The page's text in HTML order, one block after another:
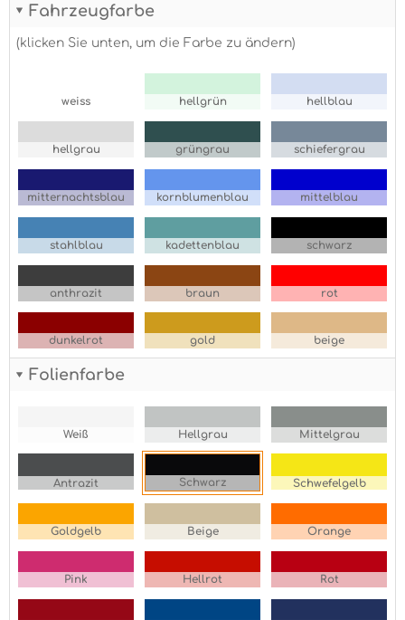
Fahrzeugfarbe
(klicken Sie unten, um die Farbe zu ändern)
weiss hellgrün hellblau
hellgrau grüngrau schiefergrau
mitternachtsblau kornblumenblau mittelblau
stahlblau kadettenblau schwarz
anthrazit braun rot
dunkelrot gold beige
Folienfarbe
Weiß Hellgrau Mittelgrau
Antrazit Schwarz Schwefelgelb
Goldgelb Beige Orange
Pink Hellrot Rot